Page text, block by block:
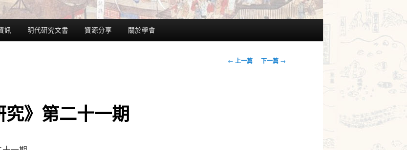
訊 明代研究文書 資源分享 關於學會
文
← 上一篇 下一篇 →
究》第二十一期